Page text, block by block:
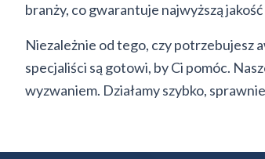
branży, co gwarantuje najwyższą
Niezależnie od tego, czy potrzebujesz
specjaliści są gotowi, by Ci pomóc.
wyzwaniem. Działamy szybko,